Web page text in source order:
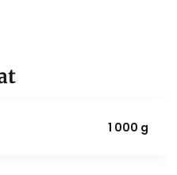
1 000 g